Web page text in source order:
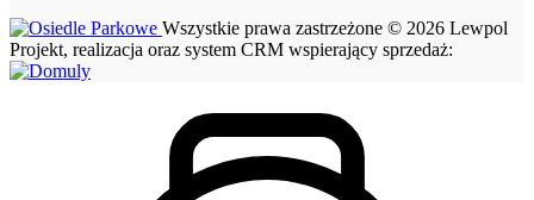
Wszystkie prawa zastrzeżone © 2026 Lewpol
Projekt, realizacja oraz system CRM wspierający sprzedaż: